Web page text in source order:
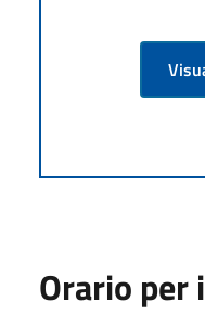
Orario per